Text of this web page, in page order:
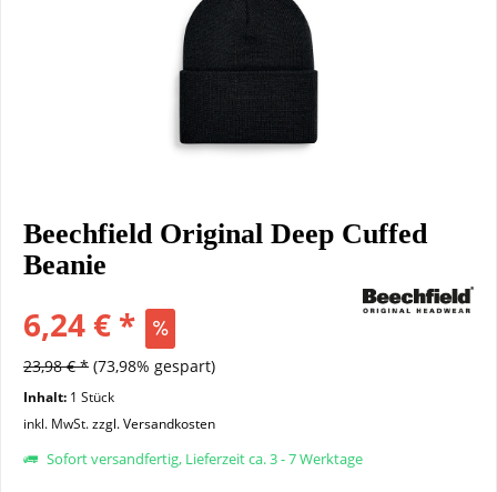
Beechfield Original Deep Cuffed
Beanie
6,24 € *
23,98 € * (73,98% gespart)
Inhalt: 1 Stück
inkl. MwSt.zzgl. Versandkosten
Sofort versandfertig, Lieferzeit ca. 3 - 7 Werktage